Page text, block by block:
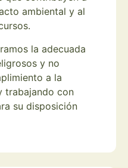
ambiental y al
la adecuada
y no
a la
trabajando con
su disposición